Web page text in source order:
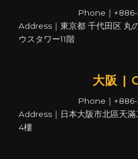
Phone｜
Address｜東京都 千代田区 丸
ウスタワー11階
大阪 |
Phone｜
Address｜日本大阪市北區天滿
4樓